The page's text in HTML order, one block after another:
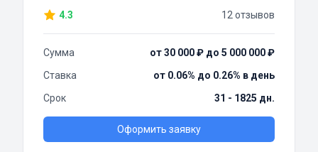
4.3 12 отзывов
Сумма
от 30 000 ₽ до 5 000 000 ₽
Ставка
от 0.06% до 0.26% в день
Срок
31 - 1825 дн.
Оформить заявку